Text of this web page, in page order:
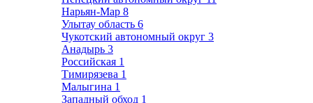
Нарьян-Мар 8
Улытау область 6
Чукотский автономный округ 3
Анадырь 3
Российская 1
Тимирязева 1
Малыгина 1
Западный обход 1